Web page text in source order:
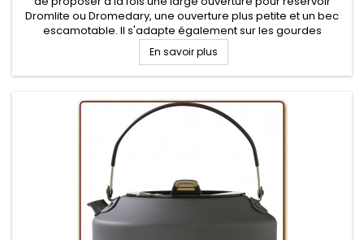
Dromlite ou Dromedary, une ouverture plus petite et un bec
escamotable. Il s'adapte également sur les gourdes
Nalgene grande ouverture
En savoir plus